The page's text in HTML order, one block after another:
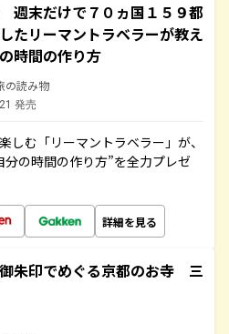
週末だけで７０ヵ国１５９都
たリーマントラベラーが教え
時間の作り方
の読み物
発売
しむ「リーマントラベラー」が、
の時間の作り方”を全力プレゼ
詳細を見る
朱印でめぐる京都のお寺 三